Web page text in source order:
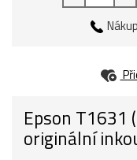
Epson T1631
originální